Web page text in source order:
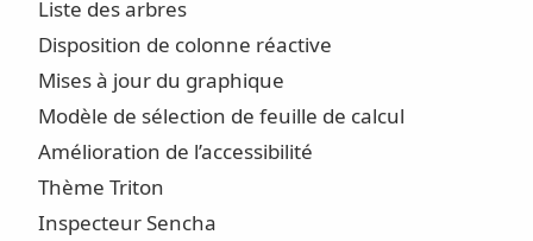
Liste des arbres
Disposition de colonne réactive
Mises à jour du graphique
Modèle de sélection de feuille de calcul
Amélioration de l’accessibilité
Thème Triton
Inspecteur Sencha